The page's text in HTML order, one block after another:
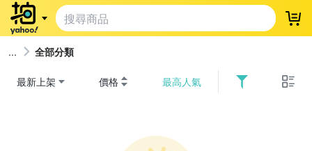
登
全部分類
最新上架 價格 最高人氣